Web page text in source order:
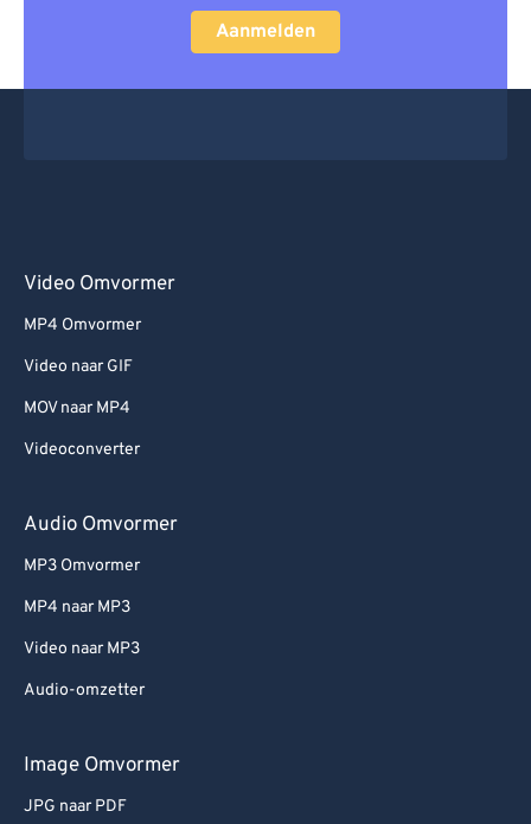
Aanmelden
Video Omvormer
MP4 Omvormer
Video naar GIF
MOV naar MP4
Videoconverter
Audio Omvormer
MP3 Omvormer
MP4 naar MP3
Video naar MP3
Audio-omzetter
Image Omvormer
JPG naar PDF